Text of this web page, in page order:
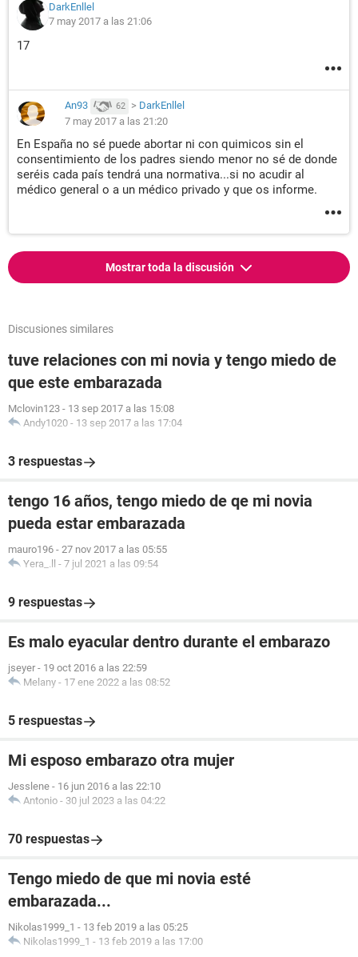
DarkEnllel
7 may 2017 a las 21:06
17
An93 62 > DarkEnllel
7 may 2017 a las 21:20
En España no sé puede abortar ni con quimicos sin el
consentimiento de los padres siendo menor no sé de donde
seréis cada país tendrá una normativa...si no acudir al
médico general o a un médico privado y que os informe.
Mostrar toda la discusión
Discusiones similares
tuve relaciones con mi novia y tengo miedo de
que este embarazada
Mclovin123 - 13 sep 2017 a las 15:08
Andy1020 - 13 sep 2017 a las 17:04
3 respuestas
tengo 16 años, tengo miedo de qe mi novia
pueda estar embarazada
mauro196 - 27 nov 2017 a las 05:55
Yera_.ll - 7 jul 2021 a las 09:54
9 respuestas
Es malo eyacular dentro durante el embarazo
jseyer - 19 oct 2016 a las 22:59
Melany - 17 ene 2022 a las 08:52
5 respuestas
Mi esposo embarazo otra mujer
Jesslene - 16 jun 2016 a las 22:10
Antonio - 30 jul 2023 a las 04:22
70 respuestas
Tengo miedo de que mi novia esté
embarazada...
Nikolas1999_1 - 13 feb 2019 a las 05:25
Nikolas1999_1 - 13 feb 2019 a las 17:00